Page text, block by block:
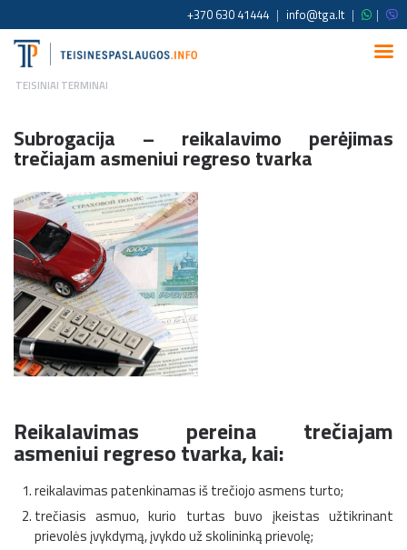
+370 630 41444 | info@tga.lt | |
TEISINIAI TERMINAI
Subrogacija – reikalavimo perėjimas
trečiajam asmeniui regreso tvarka
Reikalavimas pereina trečiajam
asmeniui regreso tvarka, kai:
reikalavimas patenkinamas iš trečiojo asmens turto;
trečiasis asmuo, kurio turtas buvo įkeistas užtikrinant
prievolės įvykdymą, įvykdo už skolininką prievolę;